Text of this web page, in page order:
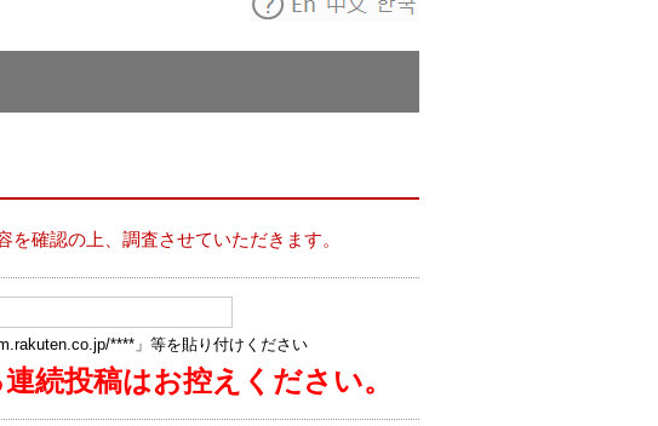
確認の上、調査させていただきます。
****」等を貼り付けください
続投稿はお控えください。